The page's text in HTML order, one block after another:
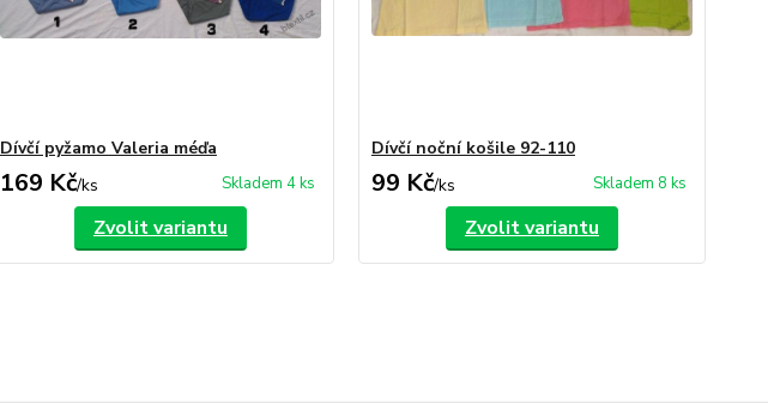
Dívčí pyžamo Valeria méďa
169 Kč/ks Skladem 4 ks
Zvolit variantu
Dívčí noční košile 92-110
99 Kč/ks Skladem 8 ks
Zvolit variantu